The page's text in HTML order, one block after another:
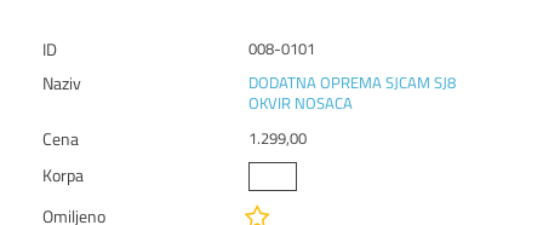
008-0101
DODATNA OPREMA SJCAM SJ8
OKVIR NOSACA
1.299,00